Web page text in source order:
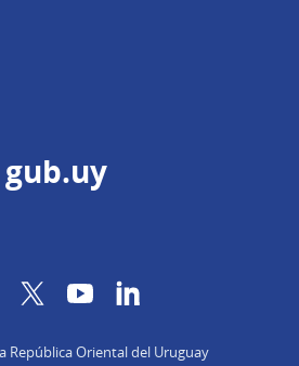
gub.uy
FacebookTwitterYouTube
República Oriental del Uruguay